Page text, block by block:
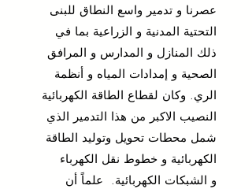
عصرنا و تدمير واسع النطاق للبنى
التحتية المدنية و الزراعية بما في
ذلك المنازل و المدارس و المرافق
الصحية و إمدادات المياه و أنظمة
الري. وكان لقطاع الطاقة الكهربائية
النصيب الاكبر من هذا التدمير الذي
شمل محطات تحويل وتوليد الطاقة
الكهربائية و خطوط نقل الكهرباء
و الشبكات الكهربائية. علماً أن